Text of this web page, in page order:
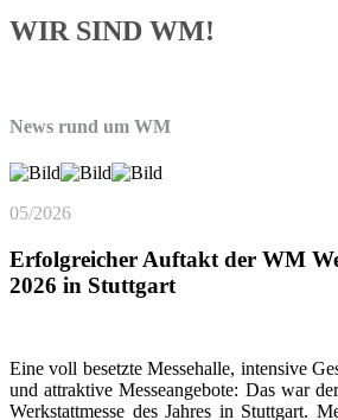
WIR SIND WM!
News rund um WM
05/2026
Erfolgreicher Auftakt der WM
2026 in Stuttgart
Eine voll besetzte Messehalle, intensive
und attraktive Messeangebote: Das war
Werkstattmesse des Jahres in Stuttgart.